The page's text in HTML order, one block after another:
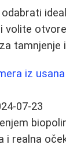
volite
tamnjenje
iz
07-23
i realna